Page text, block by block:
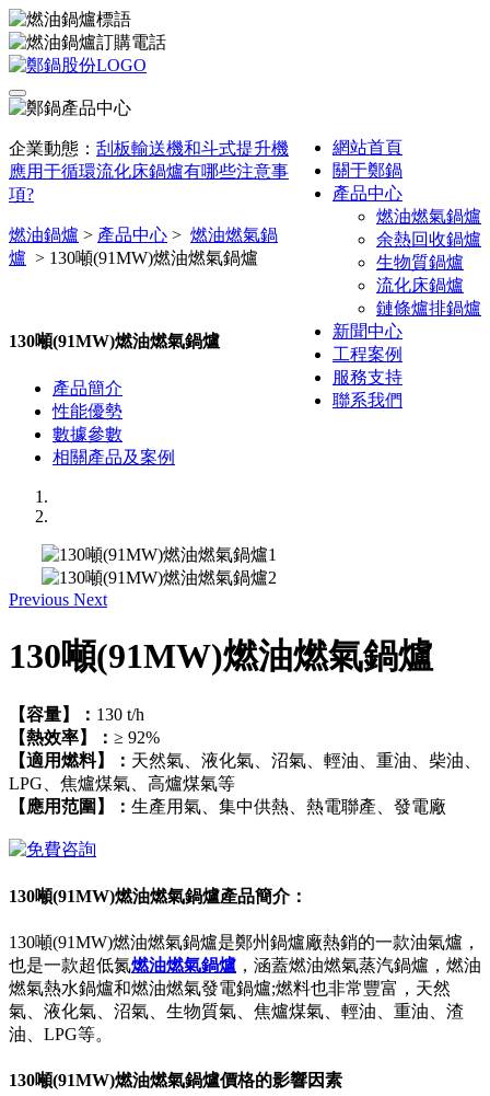
網站首頁
關于鄭鍋
產品中心
燃油燃氣鍋爐
余熱回收鍋爐
生物質鍋爐
流化床鍋爐
鏈條爐排鍋爐
新聞中心
工程案例
服務支持
聯系我們
企業動態： 刮板輸送機和斗式提升機
應用于循環流化床鍋爐有哪些注意事
項?
燃油鍋爐 > 產品中心 > 燃油燃氣鍋
爐 > 130噸(91MW)燃油燃氣鍋爐
130噸(91MW)燃油燃氣鍋爐
產品簡介
性能優勢
數據參數
相關產品及案例
Previous Next
130噸(91MW)燃油燃氣鍋爐
【容量】： 130 t/h
【熱效率】： ≥ 92%
【適用燃料】： 天然氣、液化氣、沼氣、輕油、重油、柴油、
LPG、焦爐煤氣、高爐煤氣等
【應用范圍】： 生產用氣、集中供熱、熱電聯產、發電廠
130噸(91MW)燃油燃氣鍋爐產品簡介：
130噸(91MW)燃油燃氣鍋爐是鄭州鍋爐廠熱銷的一款油氣爐，
也是一款超低氮燃油燃氣鍋爐 ，涵蓋燃油燃氣蒸汽鍋爐，燃油
燃氣熱水鍋爐和燃油燃氣發電鍋爐;燃料也非常豐富，天然
氣、液化氣、沼氣、生物質氣、焦爐煤氣、輕油、重油、渣
油、LPG等。
130噸(91MW)燃油燃氣鍋爐價格的影響因素